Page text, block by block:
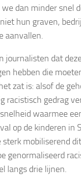
dan minder snel
hun graven,
aanvallen.
journalisten dat
hebben die
zat is: alsof de
racistisch gedrag
waarmee
op de kinderen in
mobiliserend
genormaliseerd
langs drie lijnen.